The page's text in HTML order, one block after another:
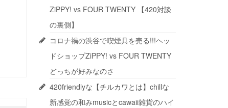
ZiPPY! vs FOUR TWENTY 【420対談
の裏側】
コロナ禍の渋谷で喫煙具を売る!!!ヘッ
ドショップZiPPY! vs FOUR TWENTY
どっちが好みなのさ
420friendlyな【チルカワとは】chillな
新感覚の和みmusicとcawaii雑貨のハイ